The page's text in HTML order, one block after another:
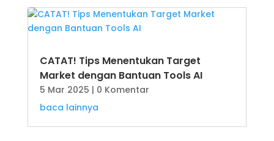
CATAT! Tips Menentukan Target
Market dengan Bantuan Tools AI
5 Mar 2025 | 0 Komentar
baca lainnya